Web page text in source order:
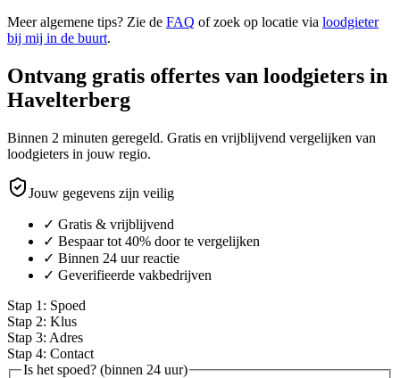
Meer algemene tips? Zie de FAQ of zoek op locatie via loodgieter
bij mij in de buurt.
Ontvang gratis offertes van loodgieters in
Havelterberg
Binnen 2 minuten geregeld. Gratis en vrijblijvend vergelijken van
loodgieters in jouw regio.
Jouw gegevens zijn veilig
✓ Gratis & vrijblijvend
✓ Bespaar tot 40% door te vergelijken
✓ Binnen 24 uur reactie
✓ Geverifieerde vakbedrijven
Stap 1 : Spoed
Stap 2: Klus
Stap 3: Adres
Stap 4: Contact
Is het spoed? (binnen 24 uur)